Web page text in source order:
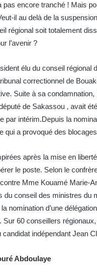
pas encore tranché ! Mais
il au delà de la
régional soit totalement
l’avenir ?
élu du conseil régional
correctionnel de
Suite à sa
de Sakassou , avait
par intérim.Depuis la
qui a provoqué des
après la mise en
le poste. Selon le
Mme Kouamé Marie-
du conseil des ministres du
nomination d’une
Sur 60 conseillers
indépendant Jean
Abdoulaye